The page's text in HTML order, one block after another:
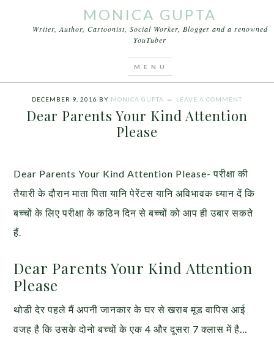
MONICA GUPTA
Writer, Author, Cartoonist, Social Worker, Blogger and a renowned
YouTuber
DECEMBER 9, 2016 BY MONICA GUPTA LEAVE A COMMENT
Dear Parents Your Kind Attention
Please
Dear Parents Your Kind Attention Please- परीक्षा की
तैयारी के दौरान माता पिता यानि पेरेंटस यानि अविभावक ध्यान दें कि
बच्चों के लिए परीक्षा के कठिन दिन से बच्चों को आप ही उबार सकते
हैं.
Dear Parents Your Kind Attention
Please
थोडी देर पहले मैं अपनी जानकार के घर से खराब मूड वापिस आई
वजह है कि उसके दोनो बच्चों के एक 4 और दूसरा 7 क्लास में है…